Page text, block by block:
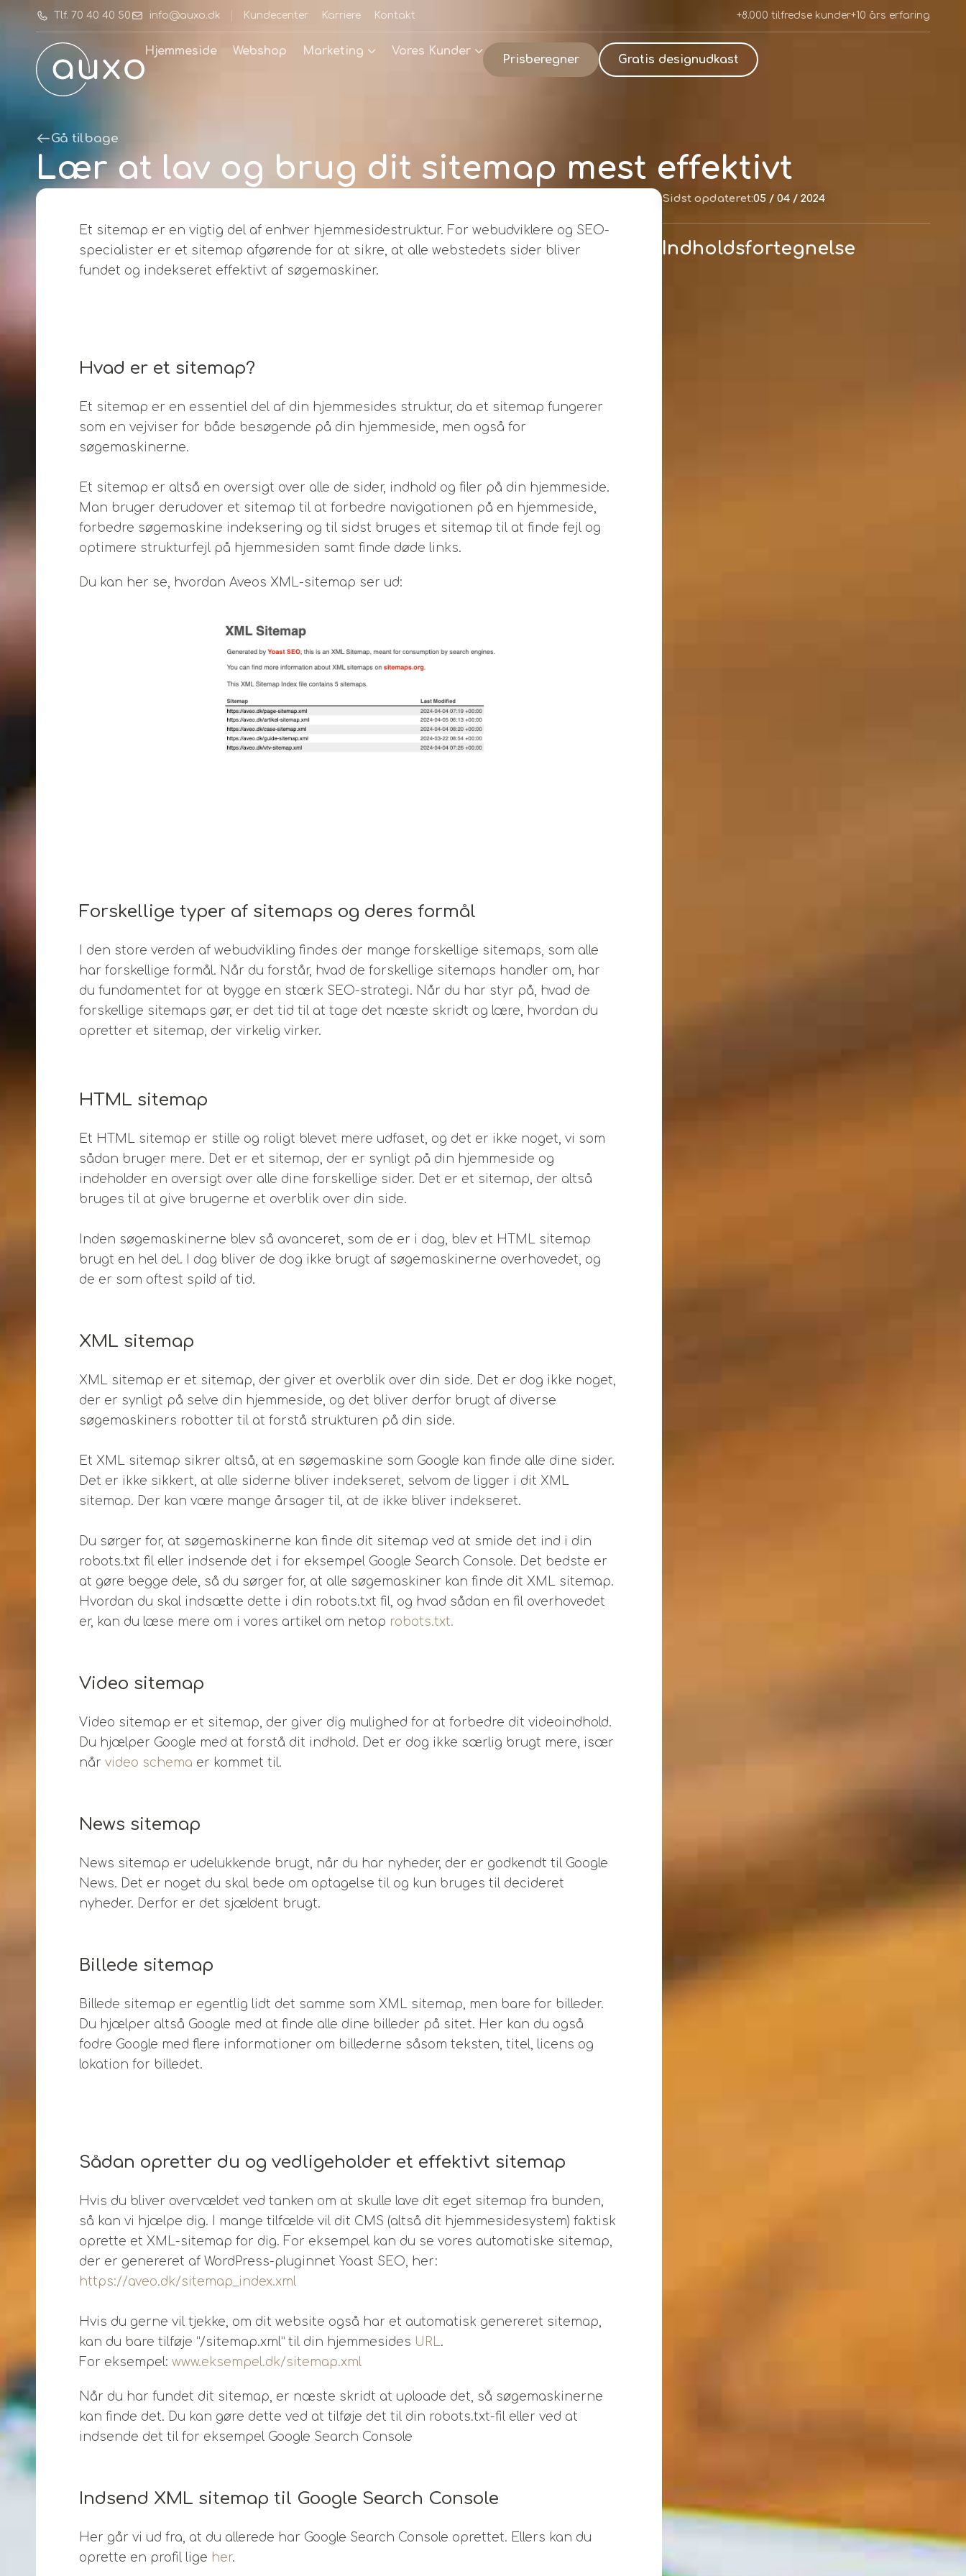
Tlf. 70 40 40 50 info@auxo.dk Kundecenter Karriere Kontakt +8.000 tilfredse kunder+10 års erfaring
Hjemmeside Webshop Marketing Vores Kunder
Prisberegner Gratis designudkast
Gå tilbage
Lær at lav og brug dit sitemap mest effektivt
Et sitemap er en vigtig del af enhver hjemmesidestruktur. For webudviklere og SEO-
specialister er et sitemap afgørende for at sikre, at alle webstedets sider bliver
fundet og indekseret effektivt af søgemaskiner.
Hvad er et sitemap?
Et sitemap er en essentiel del af din hjemmesides struktur, da et sitemap fungerer
som en vejviser for både besøgende på din hjemmeside, men også for
søgemaskinerne.
Et sitemap er altså en oversigt over alle de sider, indhold og filer på din hjemmeside.
Man bruger derudover et sitemap til at forbedre navigationen på en hjemmeside,
forbedre søgemaskine indeksering og til sidst bruges et sitemap til at finde fejl og
optimere strukturfejl på hjemmesiden samt finde døde links.
Du kan her se, hvordan Aveos XML-sitemap ser ud:
Forskellige typer af sitemaps og deres formål
I den store verden af webudvikling findes der mange forskellige sitemaps, som alle
har forskellige formål. Når du forstår, hvad de forskellige sitemaps handler om, har
du fundamentet for at bygge en stærk SEO-strategi. Når du har styr på, hvad de
forskellige sitemaps gør, er det tid til at tage det næste skridt og lære, hvordan du
opretter et sitemap, der virkelig virker.
HTML sitemap
Et HTML sitemap er stille og roligt blevet mere udfaset, og det er ikke noget, vi som
sådan bruger mere. Det er et sitemap, der er synligt på din hjemmeside og
indeholder en oversigt over alle dine forskellige sider. Det er et sitemap, der altså
bruges til at give brugerne et overblik over din side.
Inden søgemaskinerne blev så avanceret, som de er i dag, blev et HTML sitemap
brugt en hel del. I dag bliver de dog ikke brugt af søgemaskinerne overhovedet, og
de er som oftest spild af tid.
XML sitemap
XML sitemap er et sitemap, der giver et overblik over din side. Det er dog ikke noget,
der er synligt på selve din hjemmeside, og det bliver derfor brugt af diverse
søgemaskiners robotter til at forstå strukturen på din side.
Et XML sitemap sikrer altså, at en søgemaskine som Google kan finde alle dine sider.
Det er ikke sikkert, at alle siderne bliver indekseret, selvom de ligger i dit XML
sitemap. Der kan være mange årsager til, at de ikke bliver indekseret.
Du sørger for, at søgemaskinerne kan finde dit sitemap ved at smide det ind i din
robots.txt fil eller indsende det i for eksempel Google Search Console. Det bedste er
at gøre begge dele, så du sørger for, at alle søgemaskiner kan finde dit XML sitemap.
Hvordan du skal indsætte dette i din robots.txt fil, og hvad sådan en fil overhovedet
er, kan du læse mere om i vores artikel om netop robots.txt.
Video sitemap
Video sitemap er et sitemap, der giver dig mulighed for at forbedre dit videoindhold.
Du hjælper Google med at forstå dit indhold. Det er dog ikke særlig brugt mere, især
når video schema er kommet til.
News sitemap
News sitemap er udelukkende brugt, når du har nyheder, der er godkendt til Google
News. Det er noget du skal bede om optagelse til og kun bruges til decideret
nyheder. Derfor er det sjældent brugt.
Billede sitemap
Billede sitemap er egentlig lidt det samme som XML sitemap, men bare for billeder.
Du hjælper altså Google med at finde alle dine billeder på sitet. Her kan du også
fodre Google med flere informationer om billederne såsom teksten, titel, licens og
lokation for billedet.
Sådan opretter du og vedligeholder et effektivt sitemap
Hvis du bliver overvældet ved tanken om at skulle lave dit eget sitemap fra bunden,
så kan vi hjælpe dig. I mange tilfælde vil dit CMS (altså dit hjemmesidesystem) faktisk
oprette et XML-sitemap for dig. For eksempel kan du se vores automatiske sitemap,
der er genereret af WordPress-pluginnet Yoast SEO, her:
https://aveo.dk/sitemap_index.xml
Hvis du gerne vil tjekke, om dit website også har et automatisk genereret sitemap,
kan du bare tilføje “/sitemap.xml” til din hjemmesides URL.
For eksempel: www.eksempel.dk/sitemap.xml
Når du har fundet dit sitemap, er næste skridt at uploade det, så søgemaskinerne
kan finde det. Du kan gøre dette ved at tilføje det til din robots.txt-fil eller ved at
indsende det til for eksempel Google Search Console
Indsend XML sitemap til Google Search Console
Her går vi ud fra, at du allerede har Google Search Console oprettet. Ellers kan du
oprette en profil lige her.
Sidst opdateret:05 / 04 / 2024
Indholdsfortegnelse